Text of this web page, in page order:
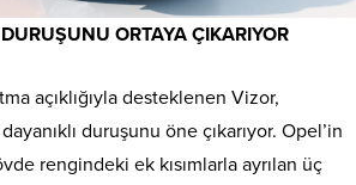
ORTAYA ÇIKARIYOR
açıklığıyla desteklenen Vizor,
duruşunu öne çıkarıyor. Opel’in
rengindeki ek kısımlarla ayrılan üç